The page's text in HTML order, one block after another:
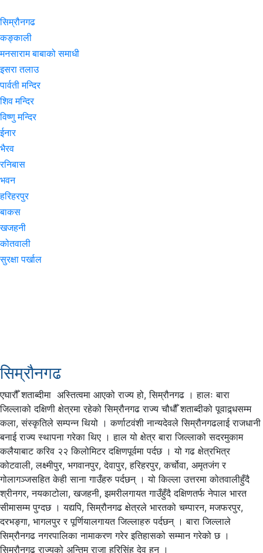
सिम्रौनगढ
कङ्काली
मनसाराम बाबाको समाधी
इसरा तलाउ
पार्वती मन्दिर
शिव मन्दिर
विष्णु मन्दिर
ईनार
भैरव
रनिबास
भवन
हरिहरपुर
बाकस
खजहनी
कोतवाली
सुरक्षा पर्खाल
सिम्रौनगढ
एघारौँ शताब्दीमा अस्तित्वमा आएको राज्य हो, सिम्रौनगढ । हालः बारा
जिल्लाको दक्षिणी क्षेत्रमा रहेको सिम्रौनगढ राज्य चौधौँ शताब्दीको पूवाद्र्धसम्म
कला, संस्कृतिले सम्पन्न थियो । कर्णाटवंशी नान्यदेवले सिम्रौनगढलाई राजधानी
बनाई राज्य स्थापना गरेका थिए । हाल यो क्षेत्र बारा जिल्लाको सदरमुकाम
कलैयाबाट करिव २२ किलोमिटर दक्षिणपूर्वमा पर्दछ । यो गढ क्षेत्रभित्र
कोटवाली, लक्ष्मीपुर, भगवानपुर, देवापुर, हरिहरपुर, कर्चोवा, अमृतजंग र
गोलागञ्जसहित केही साना गाउँहरु पर्दछन् । यो किल्ला उत्तरमा कोतवालीहुँदै
श्रीनगर, नयकाटोला, खजहनी, झमरीलगायत गाउँहुँदै दक्षिणतर्फ नेपाल भारत
सीमासम्म पुग्दछ । यद्यपि, सिम्रौनगढ क्षेत्रले भारतको चम्पारन, मजफरपुर,
दरभङ्गा, भागलपुर र पूर्णियालगायत जिल्लाहरु पर्दछन् । बारा जिल्लाले
सिम्रौनगढ नगरपालिका नामाकरण गरेर इतिहासको सम्मान गरेको छ ।
सिम्रौनगढ राज्यको अन्तिम राजा हरिसिंह देव हुन् ।